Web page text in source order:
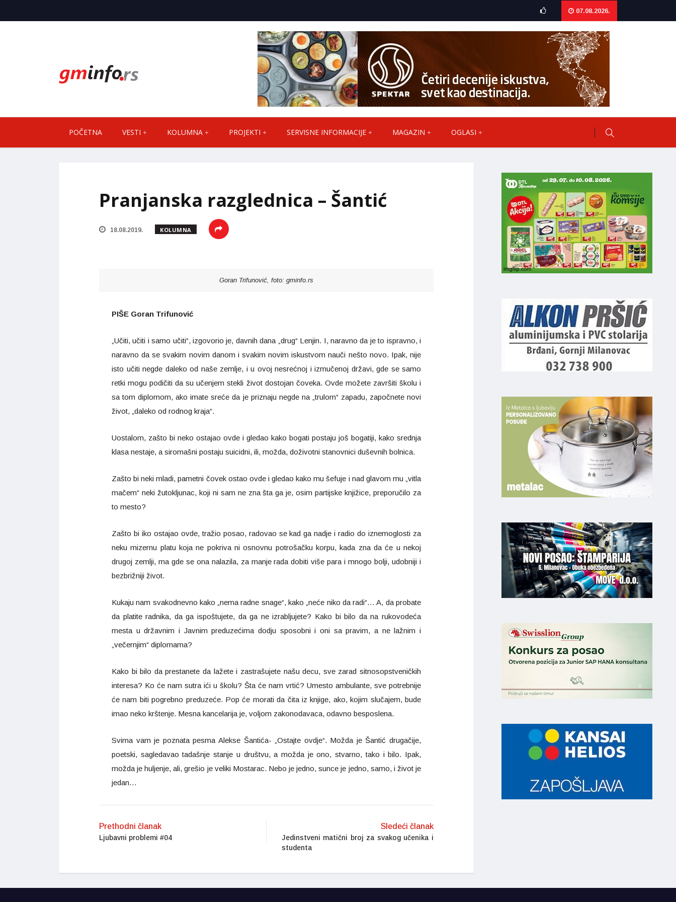
07.08.2026.
POČETNA VESTI KOLUMNA PROJEKTI SERVISNE INFORMACIJE MAGAZIN OGLASI
Pranjanska razglednica – Šantić
18.08.2019. KOLUMNA
Goran Trifunović, foto: gminfo.rs
PIŠE Goran Trifunović
„Učiti, učiti i samo učiti“, izgovorio je, davnih dana „drug“ Lenjin. I, naravno da je to ispravno, i
naravno da se svakim novim danom i svakim novim iskustvom nauči nešto novo. Ipak, nije
isto učiti negde daleko od naše zemlje, i u ovoj nesrećnoj i izmučenoj državi, gde se samo
retki mogu podičiti da su učenjem stekli život dostojan čoveka. Ovde možete završiti školu i
sa tom diplomom, ako imate sreće da je priznaju negde na „trulom“ zapadu, započnete novi
život, „daleko od rodnog kraja“.
Uostalom, zašto bi neko ostajao ovde i gledao kako bogati postaju još bogatiji, kako srednja
klasa nestaje, a siromašni postaju suicidni, ili, možda, doživotni stanovnici duševnih bolnica.
Zašto bi neki mladi, pametni čovek ostao ovde i gledao kako mu šefuje i nad glavom mu „vitla
mačem“ neki žutokljunac, koji ni sam ne zna šta ga je, osim partijske knjižice, preporučilo za
to mesto?
Zašto bi iko ostajao ovde, tražio posao, radovao se kad ga nadje i radio do iznemoglosti za
neku mizernu platu koja ne pokriva ni osnovnu potrošačku korpu, kada zna da će u nekoj
drugoj zemlji, ma gde se ona nalazila, za manje rada dobiti više para i mnogo bolji, udobniji i
bezbrižniji život.
Kukaju nam svakodnevno kako „nema radne snage“, kako „neće niko da radi“… A, da probate
da platite radnika, da ga ispoštujete, da ga ne izrabljujete? Kako bi bilo da na rukovodeća
mesta u državnim i Javnim preduzećima dodju sposobni i oni sa pravim, a ne lažnim i
„večernjim“ diplomama?
Kako bi bilo da prestanete da lažete i zastrašujete našu decu, sve zarad sitnosopstveničkih
interesa? Ko će nam sutra ići u školu? Šta će nam vrtić? Umesto ambulante, sve potrebnije
će nam biti pogrebno preduzeće. Pop će morati da čita iz knjige, ako, kojim slučajem, bude
imao neko krštenje. Mesna kancelarija je, voljom zakonodavaca, odavno besposlena.
Svima vam je poznata pesma Alekse Šantića- „Ostajte ovdje“. Možda je Šantić drugačije,
poetski, sagledavao tadašnje stanje u društvu, a možda je ono, stvarno, tako i bilo. Ipak,
možda je huljenje, ali, grešio je veliki Mostarac. Nebo je jedno, sunce je jedno, samo, i život je
jedan…
Prethodni članak
Ljubavni problemi #04
Sledeći članak
Jedinstveni matični broj za svakog učenika i
studenta